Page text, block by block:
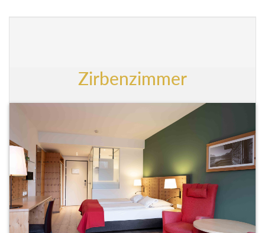
Zirbenzimmer